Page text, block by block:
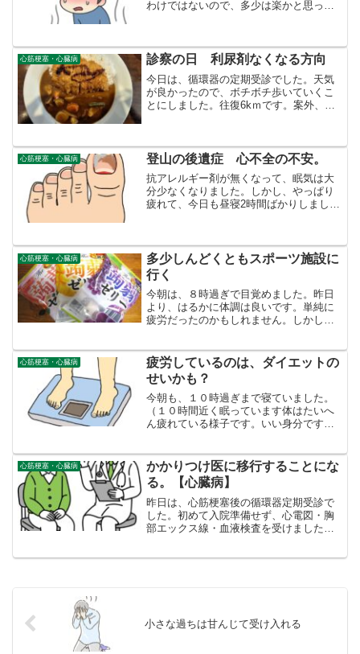
わけではないので、多少は楽かと思って
５ｋｍ！）４時間ぐらいで...
心筋梗塞・心臓病 診察の日 利尿剤なくなる方向
今日は、循環器の定期受診でした。天気
が良かったので、ボチボチ歩いていくこ
とにしました。往復6kｍです。案外、都
いつものことですが、私...
心筋梗塞・心臓病 登山の後遺症 心不全の不安。
抗アレルギー剤が無くなって、眠気は大
分少なくなりました。しかし、やっぱり
疲れて、今日も昼寝2時間ばかりしまし
た。体重が増えると、心不全ではない
か？と、不安に駆り立てられ...
心筋梗塞・心臓病
多少しんどくともスポーツ施設に
行く
今朝は、８時過ぎで目覚めました。昨日
より、はるかに体調は良いです。単純に
疲労だったのかもしれません。しかし、
ややしんどいです。⇩ この頃食べている
こんにゃくゼリー。格安...
心筋梗塞・心臓病
疲労しているのは、ダイエットの
せいかも？
今朝も、１０時過ぎまで寝ていました。
（１０時間近く眠っています体はたいへ
ん疲れている様子です。いい身分ですね
いますが、最近いよいよ６７㎏台に近づ
いています。もしかすると...
心筋梗塞・心臓病
かかりつけ医に移行することにな
る。【心臓病】
昨日は、心筋梗塞後の循環器定期受診で
した。初めて入院準備せず、心電図・胸
部エックス線・血液検査を受けました。
小さな過ちは甘んじて受け入れる